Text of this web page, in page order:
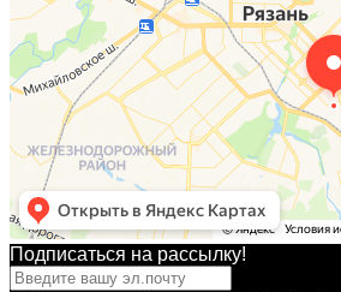
Подписаться на рассылкy!